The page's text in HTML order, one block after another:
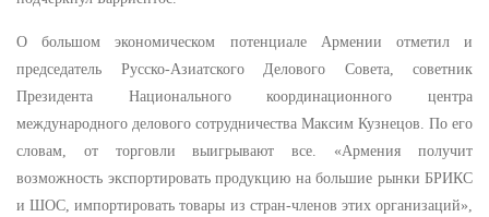
О большом экономическом потенциале Армении отметил и
председатель Русско-Азиатского Делового Совета, советник
Президента Национального координационного центра
международного делового сотрудничества Максим Кузнецов. По его
словам, от торговли выигрывают все. «Армения получит
возможность экспортировать продукцию на большие рынки БРИКС
и ШОС, импортировать товары из стран-членов этих организаций»,